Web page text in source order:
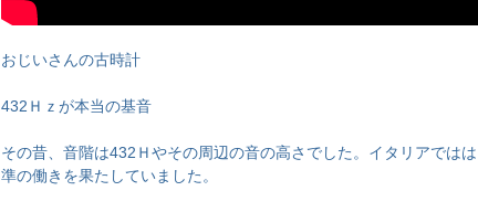
おじいさんの古時計
432Ｈｚが本当の基音
その昔、音階は432Ｈやその周辺の音の高さでした。イタリアでは
準の働きを果たしていました。